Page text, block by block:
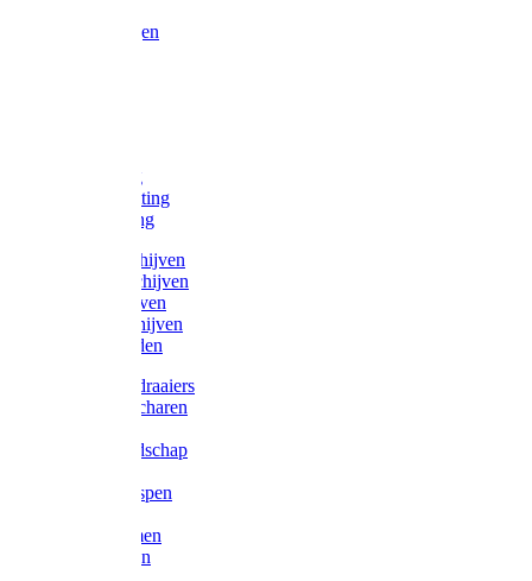
Aanlegringen
Voetketting
Scheepsketting
Victorketting
Afbraamschijven
Doorslijpschijven
Lamelschijven
Diamantschijven
Laselektroden
Schroevendraaiers
Tangen / Scharen
Meetgereedschap
Vijlen / Raspen
Lijmklemmen
Waterpassen